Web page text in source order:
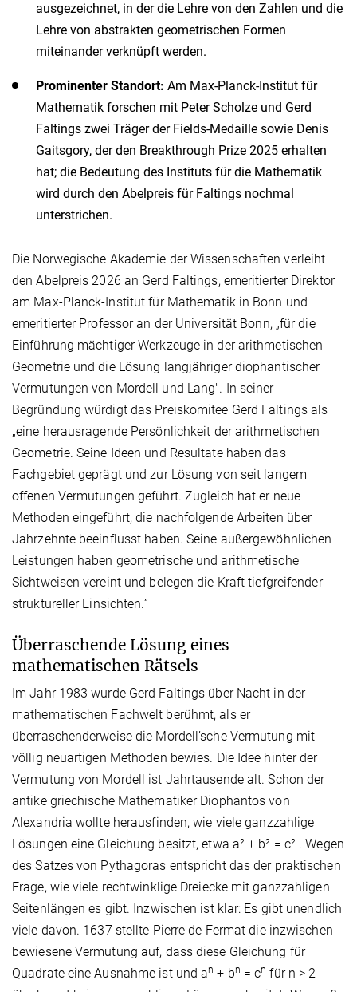
ausgezeichnet, in der die Lehre von den Zahlen und die
Lehre von abstrakten geometrischen Formen
miteinander verknüpft werden.
Prominenter Standort: Am Max-Planck-Institut für
Mathematik forschen mit Peter Scholze und Gerd
Faltings zwei Träger der Fields-Medaille sowie Denis
Gaitsgory, der den Breakthrough Prize 2025 erhalten
hat; die Bedeutung des Instituts für die Mathematik
wird durch den Abelpreis für Faltings nochmal
unterstrichen.
Die Norwegische Akademie der Wissenschaften verleiht
den Abelpreis 2026 an Gerd Faltings, emeritierter Direktor
am Max-Planck-Institut für Mathematik in Bonn und
emeritierter Professor an der Universität Bonn, „für die
Einführung mächtiger Werkzeuge in der arithmetischen
Geometrie und die Lösung langjähriger diophantischer
Vermutungen von Mordell und Lang". In seiner
Begründung würdigt das Preiskomitee Gerd Faltings als
„eine herausragende Persönlichkeit der arithmetischen
Geometrie. Seine Ideen und Resultate haben das
Fachgebiet geprägt und zur Lösung von seit langem
offenen Vermutungen geführt. Zugleich hat er neue
Methoden eingeführt, die nachfolgende Arbeiten über
Jahrzehnte beeinflusst haben. Seine außergewöhnlichen
Leistungen haben geometrische und arithmetische
Sichtweisen vereint und belegen die Kraft tiefgreifender
struktureller Einsichten.”
Überraschende Lösung eines
mathematischen Rätsels
Im Jahr 1983 wurde Gerd Faltings über Nacht in der
mathematischen Fachwelt berühmt, als er
überraschenderweise die Mordell’sche Vermutung mit
völlig neuartigen Methoden bewies. Die Idee hinter der
Vermutung von Mordell ist Jahrtausende alt. Schon der
antike griechische Mathematiker Diophantos von
Alexandria wollte herausfinden, wie viele ganzzahlige
Lösungen eine Gleichung besitzt, etwa a² + b² = c² . Wegen
des Satzes von Pythagoras entspricht das der praktischen
Frage, wie viele rechtwinklige Dreiecke mit ganzzahligen
Seitenlängen es gibt. Inzwischen ist klar: Es gibt unendlich
viele davon. 1637 stellte Pierre de Fermat die inzwischen
bewiesene Vermutung auf, dass diese Gleichung für
Quadrate eine Ausnahme ist und an + bn = cn für n > 2